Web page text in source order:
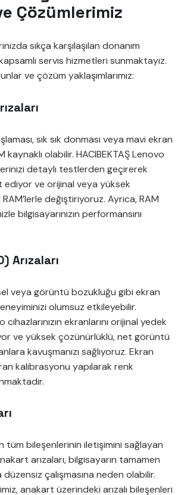
Çözümlerimiz
sıkça karşılaşılan donanım
servis hizmetleri sunmaktayız.
ve çözüm yaklaşımlarımız:
sık sık donması veya mavi ekran
kaynaklı olabilir. HACIBEKTAŞ Lenovo
detaylı testlerden geçirerek
ediyor ve orijinal veya yüksek
değiştiriyoruz. Ayrıca, RAM
bilgisayarınızın performansını
Arızaları
veya görüntü bozukluğu gibi ekran
olumsuz etkileyebilir.
ekranlarını orijinal yedek
ve yüksek çözünürlüklü, net görüntü
kavuşmanızı sağlıyoruz. Ekran
kalibrasyonu yapılarak renk
tüm bileşenlerinin iletişimini sağlayan
arızaları, bilgisayarın tamamen
düzensiz çalışmasına neden olabilir.
anakart üzerindeki arızalı bileşenleri